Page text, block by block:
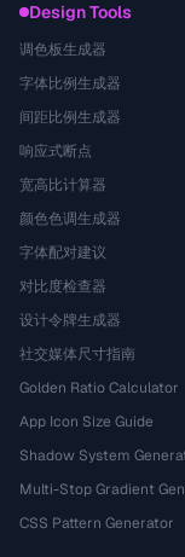
Design Tools
调色板生成器
字体比例生成器
间距比例生成器
响应式断点
宽高比计算器
颜色色调生成器
字体配对建议
对比度检查器
设计令牌生成器
社交媒体尺寸指南
Golden Ratio Calculator
App Icon Size Guide
Shadow System
Multi-Stop Gradient
CSS Pattern Generator